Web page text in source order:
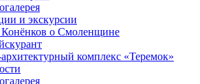
и экскурсии
о Смоленщине
комплекс «Теремок»